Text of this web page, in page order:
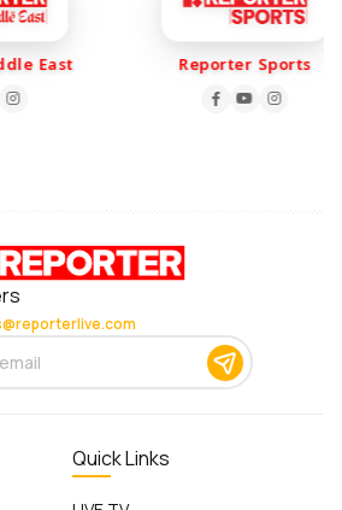
East Reporter Sports
Quick Links